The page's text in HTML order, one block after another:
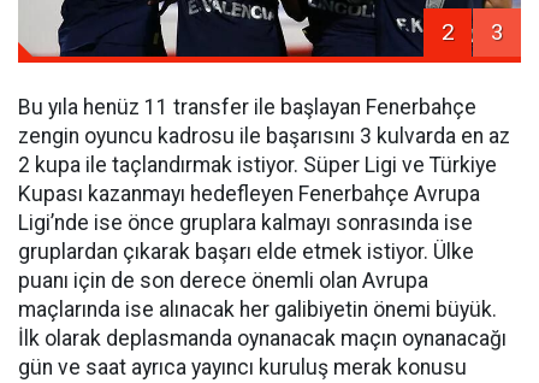
2 3
Bu yıla henüz 11 transfer ile başlayan Fenerbahçe
zengin oyuncu kadrosu ile başarısını 3 kulvarda en az
2 kupa ile taçlandırmak istiyor. Süper Ligi ve Türkiye
Kupası kazanmayı hedefleyen Fenerbahçe Avrupa
Ligi’nde ise önce gruplara kalmayı sonrasında ise
gruplardan çıkarak başarı elde etmek istiyor. Ülke
puanı için de son derece önemli olan Avrupa
maçlarında ise alınacak her galibiyetin önemi büyük.
İlk olarak deplasmanda oynanacak maçın oynanacağı
gün ve saat ayrıca yayıncı kuruluş merak konusu